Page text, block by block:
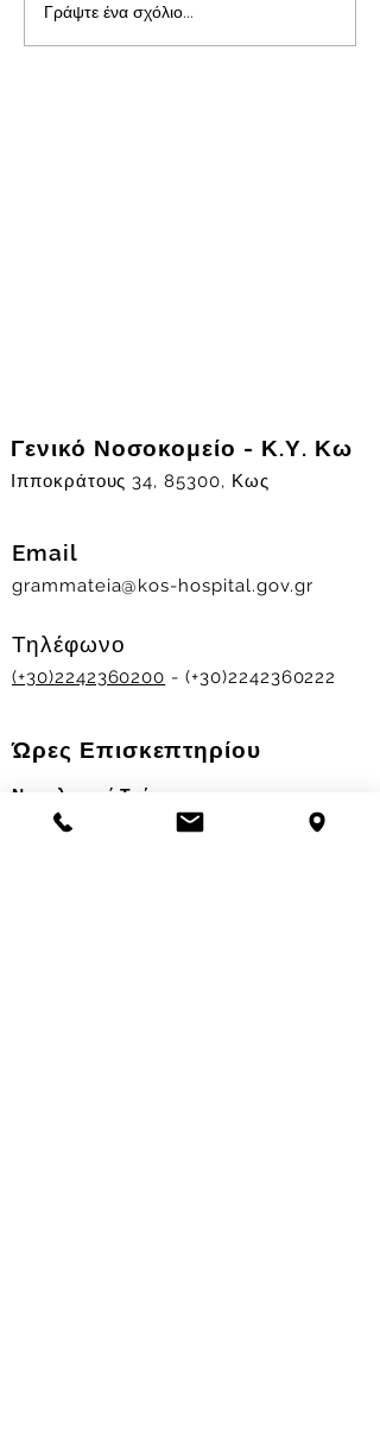
Γράψτε ένα σχόλιο...
Γενικό Νοσοκομείο - Κ.Υ. Κω
Ιπποκράτους 34, 85300, Κως
Email
grammateia@kos-hospital.gov.gr
Τηλέφωνο
(+30)2242360200 - (+30)2242360222
Ώρες Επισκεπτηρίου
Νοσηλευτικά Τμήματα
Χειμερινό ωράριο: 11.00-13.00
17.30-19.30